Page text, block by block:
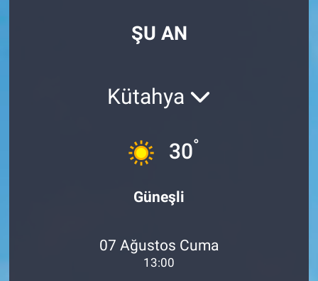
ŞU AN
Kütahya
30°
Güneşli
07 Ağustos Cuma
13:00